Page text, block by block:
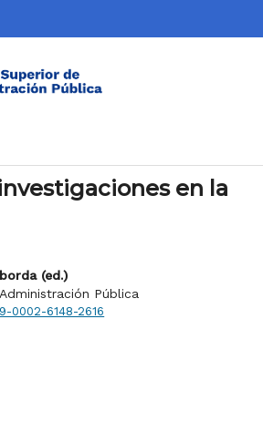
en la
(ed.)
Pública
0002-6148-2616